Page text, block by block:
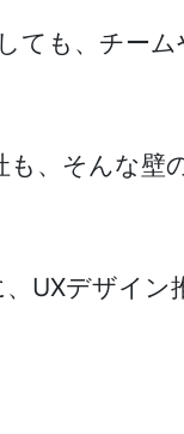
ても、チー
、そんな壁
UXデザイ